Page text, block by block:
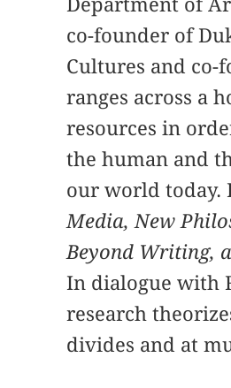
co-founder of
Cultures and co-
ranges across a
resources in
the human and
our world today.
Media, New
Beyond Writing,
In dialogue with
research
divides and at